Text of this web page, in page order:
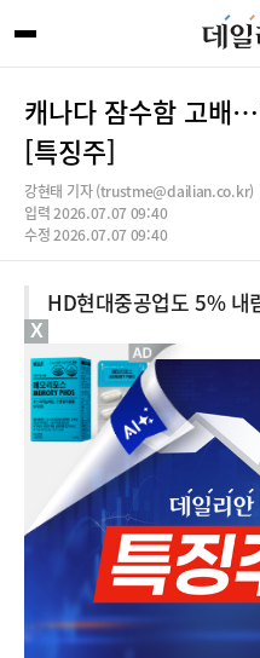
캐나다 잠수함 고배
[특징주]
강현태 기자 (trustme@dailian.co.kr)
입력 2026.07.07 09:40
수정 2026.07.07 09:40
HD현대중공업도 5% 내
X